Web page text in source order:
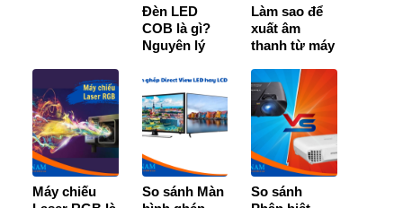
Đèn LED
COB là gì?
Nguyên lý
ứng dụng chi
tiết
Làm sao để
xuất âm
thanh từ máy
trên máy
tính?
Máy chiếu
So sánh Màn
So sánh